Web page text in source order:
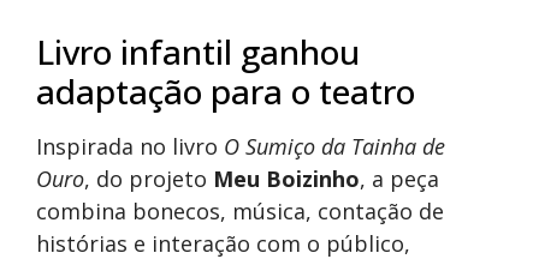
Livro infantil ganhou
adaptação para o teatro
Inspirada no livro O Sumiço da Tainha de
Ouro, do projeto Meu Boizinho, a peça
combina bonecos, música, contação de
histórias e interação com o público,